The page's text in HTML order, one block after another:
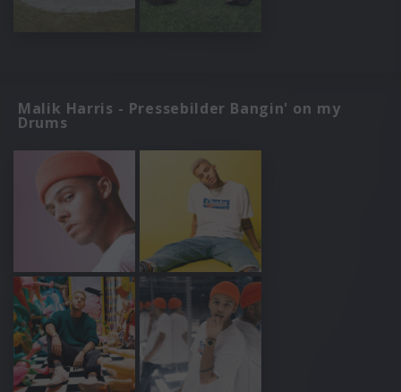
Malik Harris - Pressebilder Bangin' on my
Drums